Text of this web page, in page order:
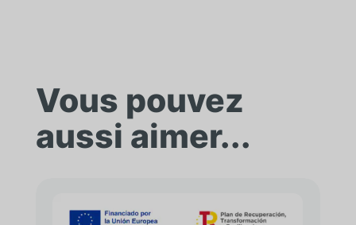
Vous pouvez
aussi aimer...